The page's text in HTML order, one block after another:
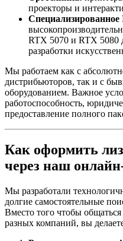
проекторы и
Специализированное
RTX 5070 и RTX 5080
разработки
Мы работаем как с
дистрибьюторов, так и с
оборудованием. Важное
работоспособность,
предоставление полного
Как оформить
через наш
Мы разработали
долгие самостоятельные
Вместо того чтобы
разных компаний, вы